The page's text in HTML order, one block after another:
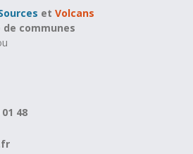
etVolcans
communes
48